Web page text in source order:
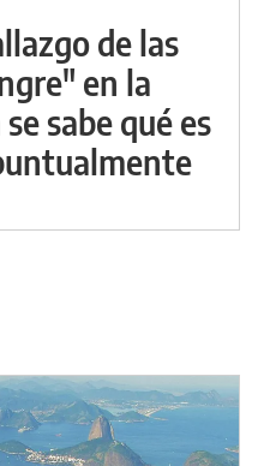
de las
en la
sabe qué es